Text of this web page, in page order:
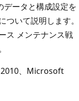
ータと構成設定を
いて説明します。
ス メンテナンス戦
、Microsoft